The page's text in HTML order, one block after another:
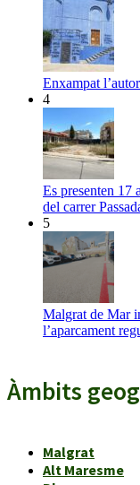
Enxampat
4
Es presenten 17
del carrer
5
Malgrat de Mar
l’aparcament
Àmbits
Malgrat
Alt Maresme